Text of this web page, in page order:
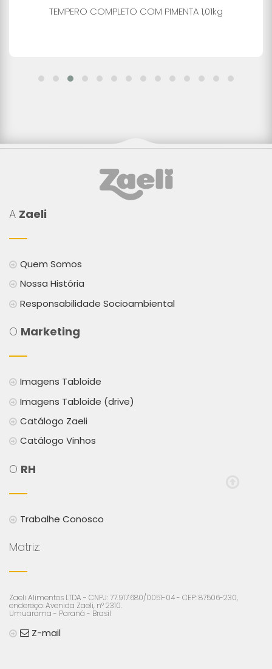
TEMPERO COMPLETO COM PIMENTA 1,01kg
A Zaeli
Quem Somos
Nossa História
Responsabilidade Socioambiental
O Marketing
Imagens Tabloide
Imagens Tabloide (drive)
Catálogo Zaeli
Catálogo Vinhos
O RH
Trabalhe Conosco
Matriz:
Zaeli Alimentos LTDA - CNPJ: 77.917.680/0051-04 - CEP: 87506-230,
endereço: Avenida Zaeli, n° 2310.
Umuarama - Paraná - Brasil
Z-mail